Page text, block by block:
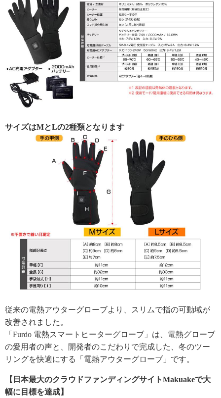
サイズはMとLの2種類となります
従来の電熱アウターグローブより、スリムで指の可動域が
改善されました。
「Furdo 電熱スマートヒーターグローブ」は、電熱グローブ
の愛用者の声と、開発者のこだわりで完成した、冬のツー
リングを快適にする「電熱アウターグローブ」です。
【日本最大のクラウドファンディングサイトMakuakeで大
幅に目標を達成】